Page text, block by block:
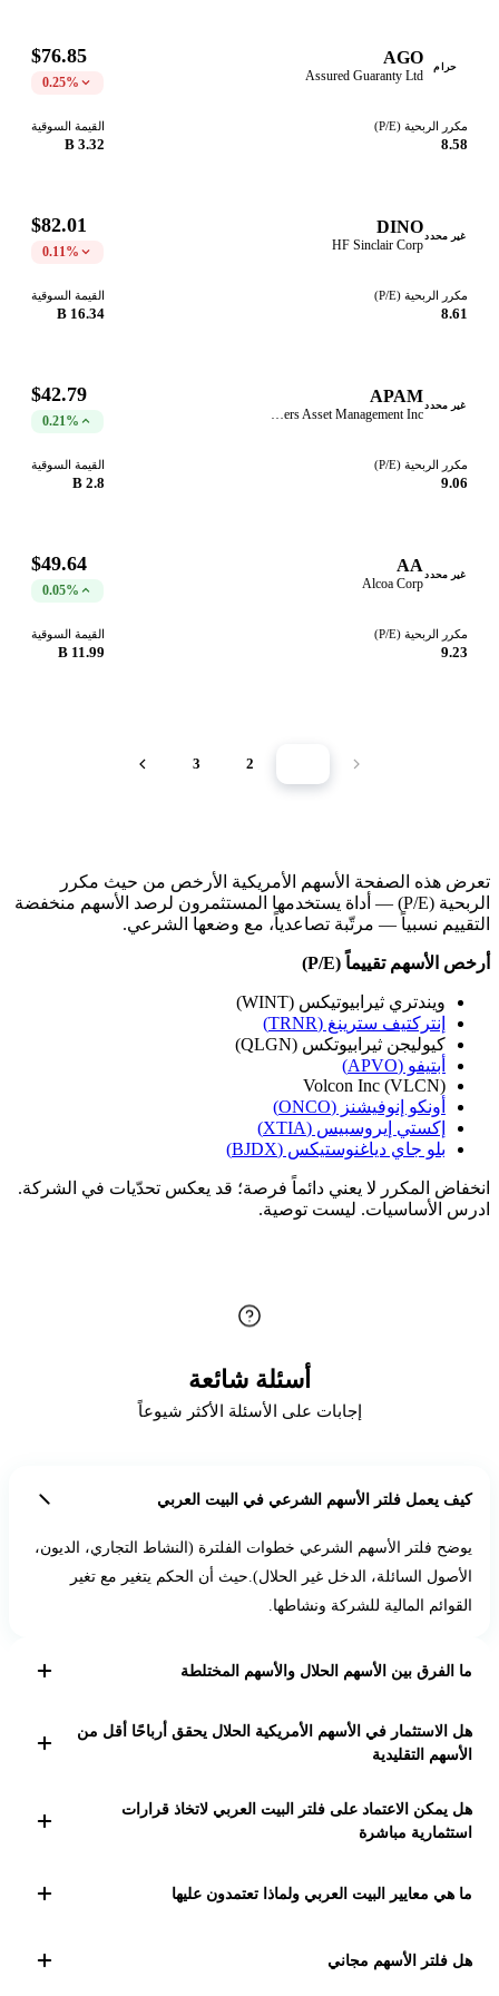
حرام AGO
Assured Guaranty Ltd
$76.85
0.25%
مكرر الربحية (P/E)
8.58
القيمة السوقية
3.32 B
غير محدد DINO
HF Sinclair Corp
$82.01
0.11%
مكرر الربحية (P/E)
8.61
القيمة السوقية
16.34 B
غير محدد APAM
Artisan Partners Asset Management Inc
$42.79
0.21%
مكرر الربحية (P/E)
9.06
القيمة السوقية
2.8 B
غير محدد AA
Alcoa Corp
$49.64
0.05%
مكرر الربحية (P/E)
9.23
القيمة السوقية
11.99 B
2
3
تعرض هذه الصفحة الأسهم الأمريكية الأرخص من حيث مكرر
الربحية (P/E) — أداة يستخدمها المستثمرون لرصد الأسهم منخفضة
التقييم نسبياً — مرتّبة تصاعدياً، مع وضعها الشرعي.
أرخص الأسهم تقييماً (P/E)
ويندتري ثيرابيوتيكس (WINT)
إنتركتيف سترينغ (TRNR)
كيوليجن ثيرابيوتكس (QLGN)
أبتيفو (APVO)
Volcon Inc (VLCN)
أونكو إنوفيشنز (ONCO)
إكستي إيروسبيس (XTIA)
بلو جاي دياغنوستيكس (BJDX)
انخفاض المكرر لا يعني دائماً فرصة؛ قد يعكس تحدّيات في الشركة.
ادرس الأساسيات. ليست توصية.
أسئلة شائعة
إجابات على الأسئلة الأكثر شيوعاً
كيف يعمل فلتر الأسهم الشرعي في البيت العربي
يوضح فلتر الأسهم الشرعي خطوات الفلترة (النشاط التجاري، الديون،
الأصول السائلة، الدخل غير الحلال).حيث أن الحكم يتغير مع تغير
القوائم المالية للشركة ونشاطها.
ما الفرق بين الأسهم الحلال والأسهم المختلطة
نوضح أن الحلال نقي بالكامل، أما المختلط فقد يحتوي على نسب ربا
أو أنشطة غير شرعية لكن ضمن الحدود.
هل الاستثمار في الأسهم الأمريكية الحلال يحقق أرباحًا أقل من
الأسهم التقليدية
الاستثمار الحلال يوازن بين الربح والالتزام الشرعي
هل يمكن الاعتماد على فلتر البيت العربي لاتخاذ قرارات
استثمارية مباشرة
التي تعتمد على متابعة خبراء التحليل والأسهم - وأدوات وخوارزميات
النهائي للاستثمار يقع على عاتق المستثمر بعد تقييم المخاطر.
ما هي معايير البيت العربي ولماذا تعتمدون عليها
(البيت العربي) هي الهيئة الدولية المتخصصة في وضع معايير
هل فلتر الأسهم مجاني